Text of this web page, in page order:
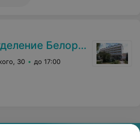
железной дороги
30 до 17:00